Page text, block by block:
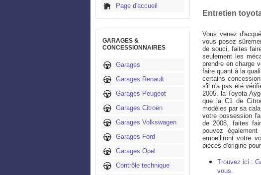
Page d'accueil
GARAGES &
CONCESSIONNAIRES
Garages
Garages Renault
Garages Peugeot
Garages Citroën
Garages Volkswagen
Garages Ford
Garages Opel
Contrôle technique
Entretien
Vous venez
vous posez
de souci, faites
seulement les
prendre en charge
faire quant à la
certains
s'il n'a pas été
2005, la Toyota
que la C1 de
modèles par sa
votre possession
de 2008, faites
pouvez
embelliront votre
pièces d'origine
Trouvez ici :
vous.